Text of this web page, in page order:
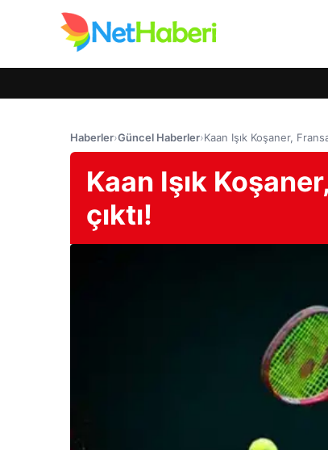
Haberler›Güncel Haberler›Kaan Işık Koşaner,
Kaan Işık
çıktı!